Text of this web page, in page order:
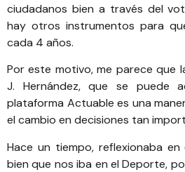
ciudadanos bien a través del
hay otros instrumentos para
cada 4 años.
Por este motivo, me parece que
J. Hernández, que se puede
plataforma Actuable es una
el cambio en decisiones tan
Hace un tiempo, reflexionaba
bien que nos iba en elDeporte,